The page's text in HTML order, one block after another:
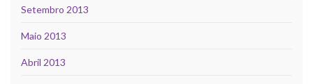
Setembro 2013
Maio 2013
Abril 2013